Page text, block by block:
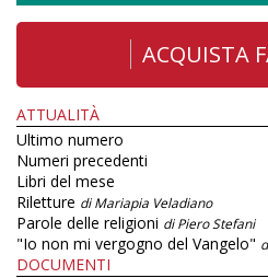
ACQUISTA
ATTUALITÀ
Ultimo numero
Numeri precedenti
Libri del mese
Riletture di Mariapia Veladiano
Parole delle religioni di Piero Stefani
"Io non mi vergogno del Vangelo"
DOCUMENTI